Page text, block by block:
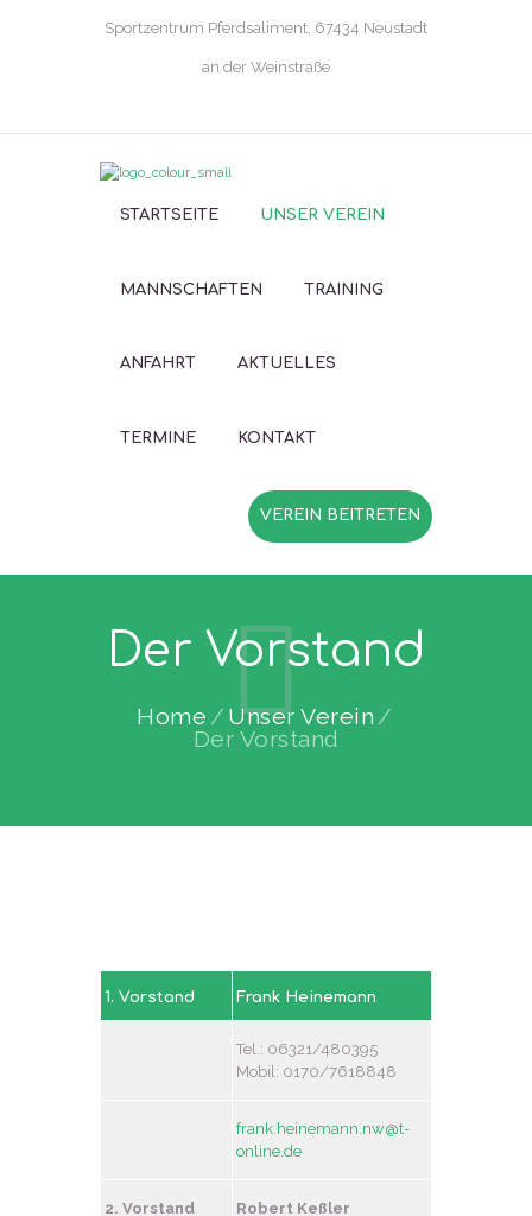
Sportzentrum Pferdsaliment, 67434 Neustadt
an der Weinstraße
STARTSEITE UNSER VEREIN
MANNSCHAFTEN TRAINING
ANFAHRT AKTUELLES
TERMINE KONTAKT
VEREIN BEITRETEN
Der Vorstand
Home
Unser Verein
Der Vorstand
1. Vorstand Frank Heinemann
Tel.: 06321/480395
Mobil: 0170/7618848
frank.heinemann.nw@t-
online.de
2. Vorstand Robert Keßler